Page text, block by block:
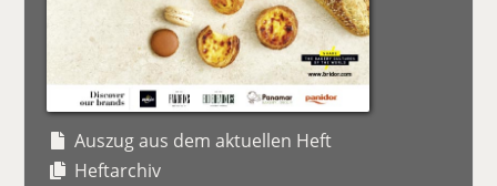
Auszug aus dem aktuellen Heft
Heftarchiv